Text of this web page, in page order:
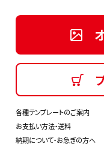
各種テンプレートのご案内
お支払い方法・送料
納期について・お急ぎの方へ